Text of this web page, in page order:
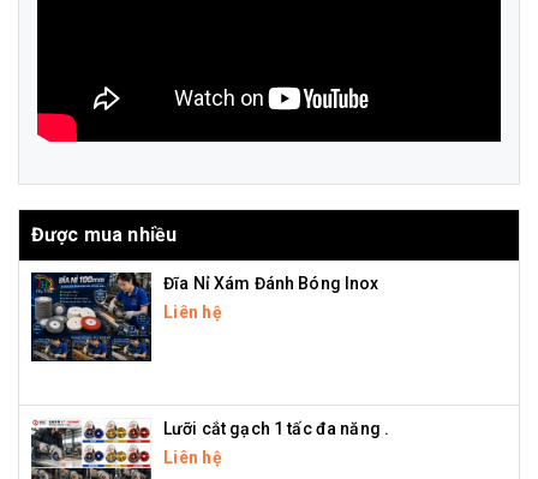
Được mua nhiều
Đĩa Nỉ Xám Đánh Bóng Inox
Liên hệ
Lưỡi cắt gạch 1 tấc đa năng .
Liên hệ